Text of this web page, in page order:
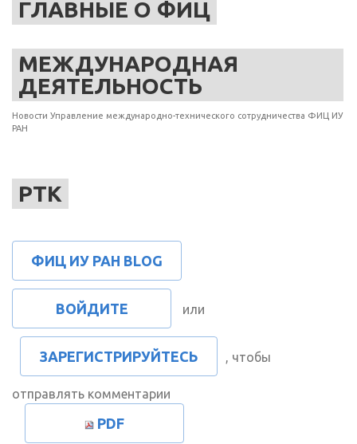
ГЛАВНЫЕ О ФИЦ
МЕЖДУНАРОДНАЯ
ДЕЯТЕЛЬНОСТЬ
Новости Управление международно-технического сотрудничества ФИЦ ИУ
РАН
РТК
ФИЦ ИУ РАН BLOG
ВОЙДИТЕ или
ЗАРЕГИСТРИРУЙТЕСЬ , чтобы
отправлять комментарии
PDF